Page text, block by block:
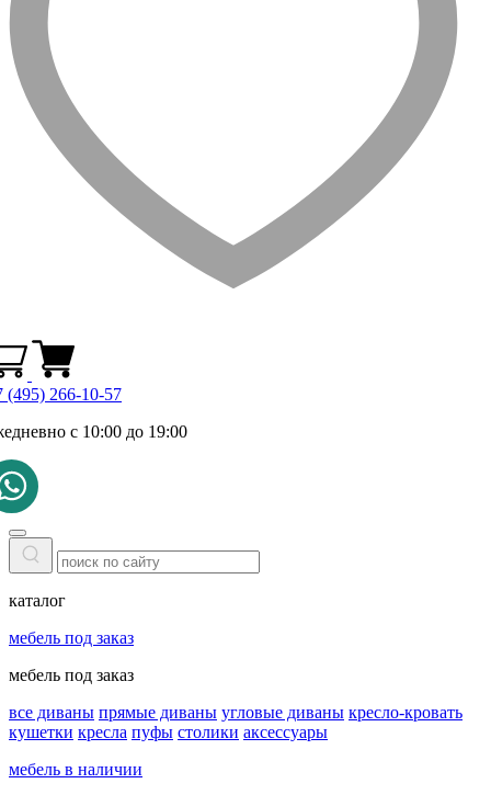
(495) 266-10-57
с 10:00 до 19:00
каталог
мебель под заказ
мебель под заказ
все диваны прямые диваны угловые диваны кресло-кровать
кушетки кресла пуфы столики аксессуары
мебель в наличии